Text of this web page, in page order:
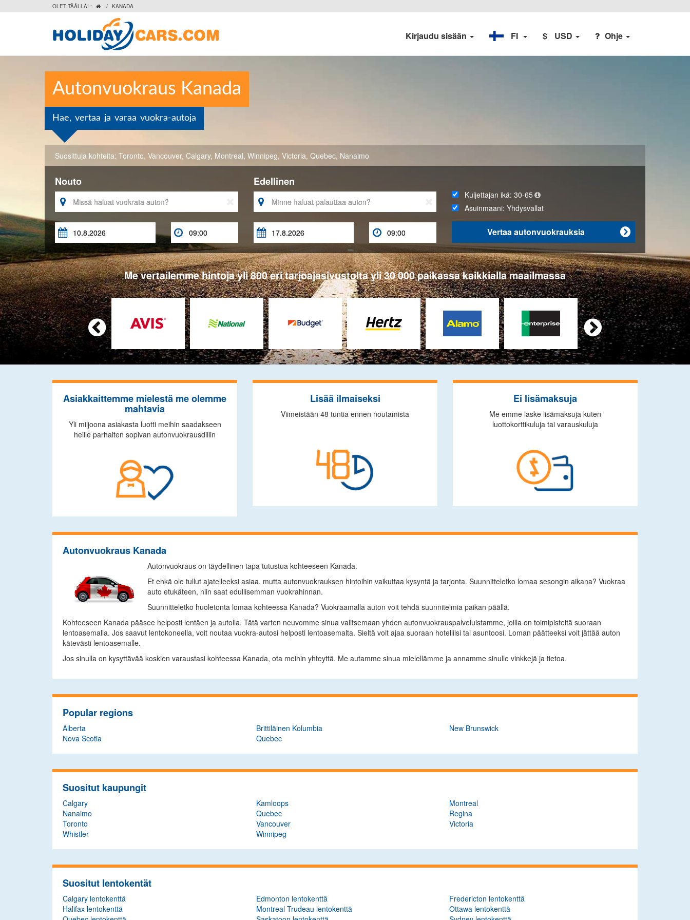
OLET TÄÄLLÄ! :  / KANADA
Kirjaudu sisään FI $ USD Ohje
Autonvuokraus Kanada
Hae, vertaa ja varaa vuokra-autoja
Suosittuja kohteita: Toronto, Vancouver, Calgary, Montreal, Winnipeg, Victoria, Quebec, Nanaimo
Nouto

 
Edellinen

 
Kuljettajan ikä:30-65
Asuinmaani:Yhdysvallat

Vertaa autonvuokrauksia
Me vertailemme hintoja yli 800 eri tarjoajasivustolta yli 30 000 paikassa kaikkialla maailmassa
 
Asiakkaittemme mielestä me olemme
mahtavia
Yli miljoona asiakasta luotti meihin saadakseen
heille parhaiten sopivan autonvuokrausdiilin
Lisää ilmaiseksi
Viimeistään 48 tuntia ennen noutamista
Ei lisämaksuja
Me emme laske lisämaksuja kuten
luottokorttikuluja tai varauskuluja
Autonvuokraus Kanada
Autonvuokraus on täydellinen tapa tutustua kohteeseen Kanada.
Et ehkä ole tullut ajatelleeksi asiaa, mutta autonvuokrauksen hintoihin vaikuttaa kysyntä ja tarjonta. Suunnitteletko lomaa sesongin aikana? Vuokraa
auto etukäteen, niin saat edullisemman vuokrahinnan.
Suunnitteletko huoletonta lomaa kohteessa Kanada? Vuokraamalla auton voit tehdä suunnitelmia paikan päällä.
Kohteeseen Kanada pääsee helposti lentäen ja autolla. Tätä varten neuvomme sinua valitsemaan yhden autonvuokrauspalveluistamme, joilla on toimipisteitä suoraan
lentoasemalla. Jos saavut lentokoneella, voit noutaa vuokra-autosi helposti lentoasemalta. Sieltä voit ajaa suoraan hotelliisi tai asuntoosi. Loman päätteeksi voit jättää auton
kätevästi lentoasemalle.
Jos sinulla on kysyttävää koskien varaustasi kohteessa Kanada, ota meihin yhteyttä. Me autamme sinua mielellämme ja annamme sinulle vinkkejä ja tietoa.
Popular regions
Alberta Brittiläinen Kolumbia
New Brunswick
Nova Scotia
Quebec
Suositut kaupungit
Calgary Kamloops
Montreal
Nanaimo
Quebec
Regina
Toronto
Vancouver
Victoria
Whistler
Winnipeg
Suositut lentokentät
Calgary lentokenttä Edmonton lentokenttä
Fredericton lentokenttä
Halifax lentokenttä
Montreal Trudeau lentokenttä
Ottawa lentokenttä